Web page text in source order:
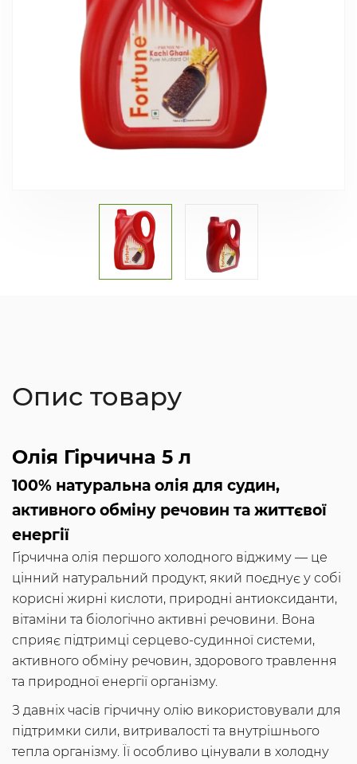
Опис товару
Олія Гірчична 5 л
100% натуральна олія для судин,
активного обміну речовин та життєвої
енергії
Гірчична олія першого холодного віджиму — це
цінний натуральний продукт, який поєднує у собі
корисні жирні кислоти, природні антиоксиданти,
вітаміни та біологічно активні речовини. Вона
сприяє підтримці серцево-судинної системи,
активного обміну речовин, здорового травлення
та природної енергії організму.
З давніх часів гірчичну олію використовували для
підтримки сили, витривалості та внутрішнього
тепла організму. Її особливо цінували в холодну